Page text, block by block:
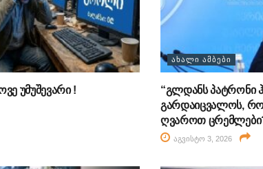
უმუშევარი !
ᲐᲮᲐᲚᲘ ᲐᲛᲑᲔᲑᲘ
“გლდანს პატრონი
გარდაიცვალოს,
ღვაროთ
აგვისტო 3, 2026